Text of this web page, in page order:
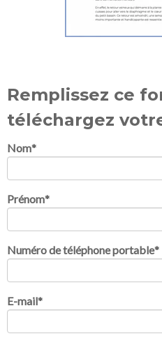
Remplissez ce
téléchargez
Nom*
Prénom*
Numéro de téléphone portable*
E-mail*